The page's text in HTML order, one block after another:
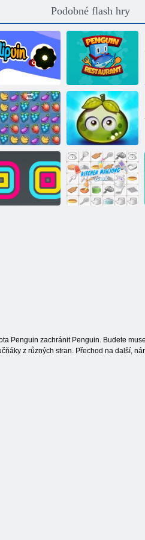
Podobné flash hry
Hladký tučňák
Penguin
Restaurant
rozdrcení
Dobrodružství
šťavnatých
bobulí
Penguin zachránit Penguin. Budete
z různých stran. Přechod na další,